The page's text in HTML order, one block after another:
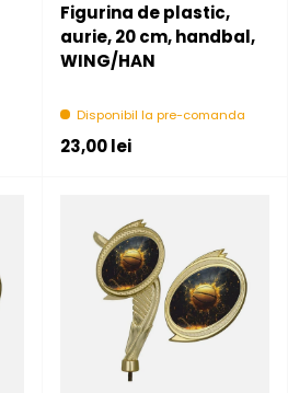
Figurina de plastic,
aurie, 20 cm, handbal,
WING/HAN
Disponibil la pre-comanda
Pret initial
23,00 lei